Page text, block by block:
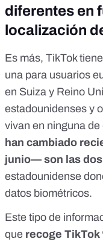
diferentes en
localización
Es más, TikTok
una para usuarios
en Suiza y Reino
estadounidenses y
vivan en ninguna
han cambiado
junio— son las
estadounidense
datos biométricos.
Este tipo de
que recoge TikTok